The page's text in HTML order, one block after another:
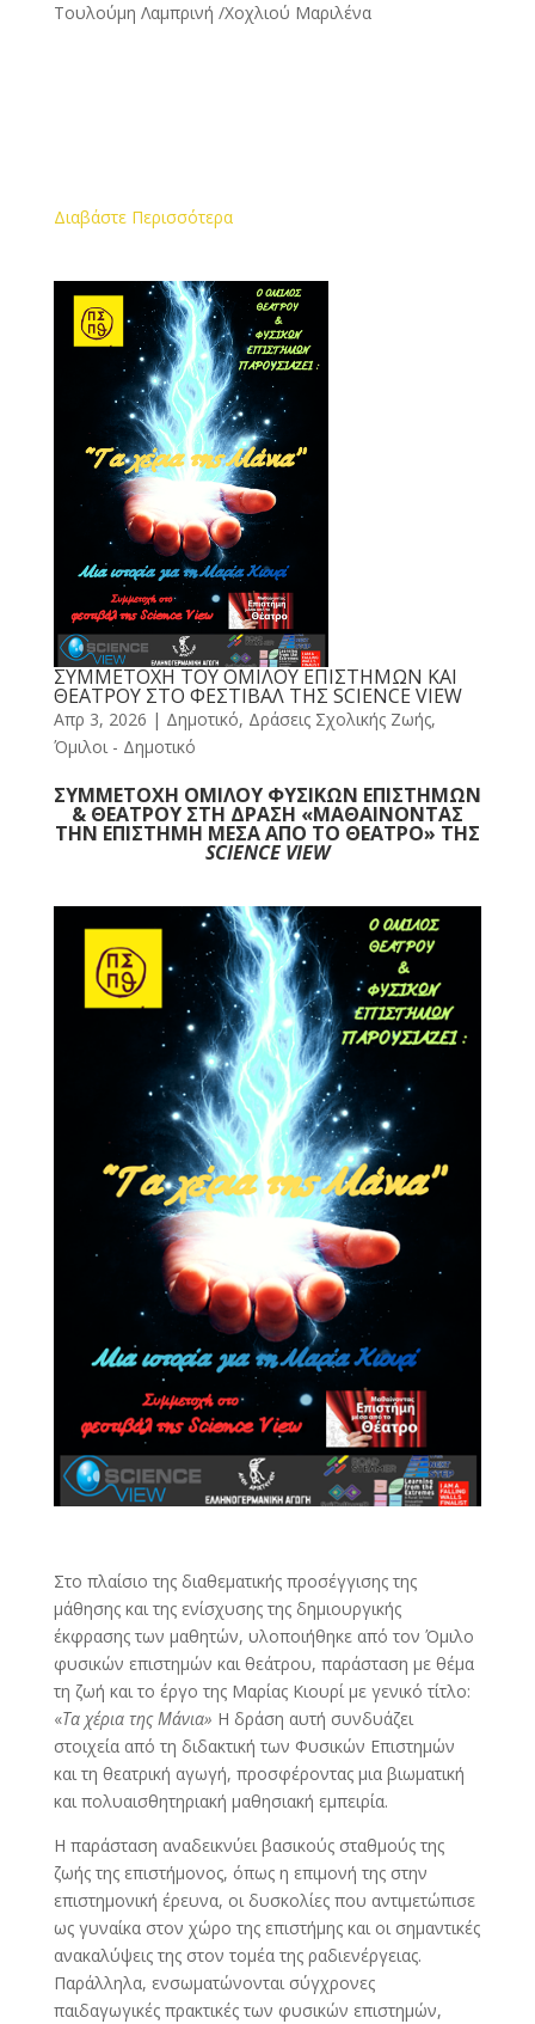
Τουλούμη Λαμπρινή /Χοχλιού Μαριλένα
Διαβάστε Περισσότερα
ΣΥΜΜΕΤΟΧΗ ΤΟΥ ΟΜΙΛΟΥ EΠΙΣΤΗΜΩΝ ΚΑΙ
ΘΕΑΤΡΟΥ ΣΤΟ ΦΕΣΤΙΒΑΛ ΤΗΣ SCIENCE VIEW
Απρ 3, 2026 | Δημοτικό, Δράσεις Σχολικής Ζωής,
Όμιλοι - Δημοτικό
ΣΥΜΜΕΤΟΧΗ ΟΜΙΛΟΥ ΦΥΣΙΚΩΝ ΕΠΙΣΤΗΜΩΝ
& ΘΕΑΤΡΟΥ ΣΤΗ ΔΡΑΣΗ «ΜΑΘΑΙΝΟΝΤΑΣ
ΤΗΝ ΕΠΙΣΤΗΜΗ ΜΕΣΑ ΑΠΟ ΤΟ ΘΕΑΤΡΟ» ΤΗΣ
SCIENCE VIEW
Στο πλαίσιο της διαθεματικής προσέγγισης της
μάθησης και της ενίσχυσης της δημιουργικής
έκφρασης των μαθητών, υλοποιήθηκε από τον Όμιλο
φυσικών επιστημών και θεάτρου, παράσταση με θέμα
τη ζωή και το έργο της Μαρίας Κιουρί με γενικό τίτλο:
«Τα χέρια της Μάνια» Η δράση αυτή συνδυάζει
στοιχεία από τη διδακτική των Φυσικών Επιστημών
και τη θεατρική αγωγή, προσφέροντας μια βιωματική
και πολυαισθητηριακή μαθησιακή εμπειρία.
Η παράσταση αναδεικνύει βασικούς σταθμούς της
ζωής της επιστήμονος, όπως η επιμονή της στην
επιστημονική έρευνα, οι δυσκολίες που αντιμετώπισε
ως γυναίκα στον χώρο της επιστήμης και οι σημαντικές
ανακαλύψεις της στον τομέα της ραδιενέργειας.
Παράλληλα, ενσωματώνονται σύγχρονες
παιδαγωγικές πρακτικές των φυσικών επιστημών,